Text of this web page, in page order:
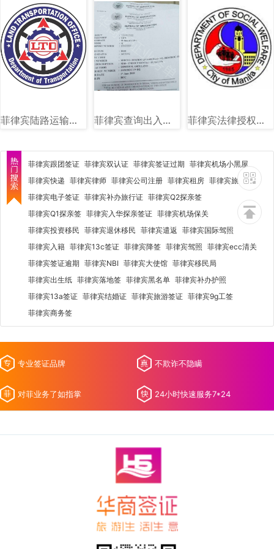
菲律宾陆路运输署（LTO）图文讲解 菲律宾查询出入境黑名单图片样式 菲律宾法律授权社会福利和发展部（DSWD）图文讲解
菲律宾跟团签证 菲律宾双认证 菲律宾签证过期 菲律宾机场小黑屋
菲律宾快递 菲律宾律师 菲律宾公司注册 菲律宾租房 菲律宾旅行社
菲律宾电子签证 菲律宾补办旅行证 菲律宾Q2探亲签
菲律宾Q1探亲签 菲律宾入华探亲签证 菲律宾机场保关
菲律宾投资移民 菲律宾退休移民 菲律宾遣返
菲律宾国际驾照
菲律宾入籍 菲律宾13c签证 菲律宾降签 菲律宾驾照 菲律宾ecc清关
菲律宾签证逾期 菲律宾NBI 菲律宾大使馆 菲律宾移民局
菲律宾出生纸 菲律宾落地签 菲律宾黑名单 菲律宾补办护照
菲律宾13a签证 菲律宾结婚证 菲律宾旅游签证 菲律宾9g工签
菲律宾商务签
专业签证品牌 不欺诈不隐瞒
对菲业务了如指掌 24小时快速服务7*24